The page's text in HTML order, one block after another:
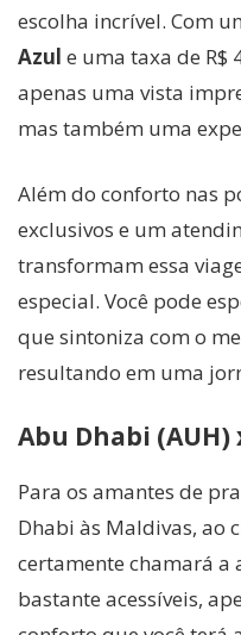
escolha incrível. Com
Azul e uma taxa de R$
apenas uma vista
mas também uma
Além do conforto nas
exclusivos e um
transformam essa
especial. Você pode
que sintoniza com o
resultando em uma
Abu Dhabi (AUH)
Para os amantes de
Dhabi às Maldivas, ao
certamente chamará a
bastante acessíveis,